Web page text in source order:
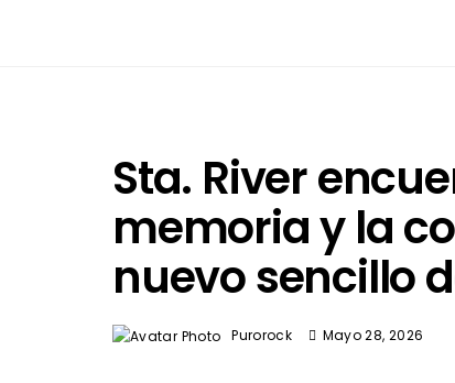
Sta. River
memoria y la
nuevo sencillo
Purorock Mayo 28, 2026